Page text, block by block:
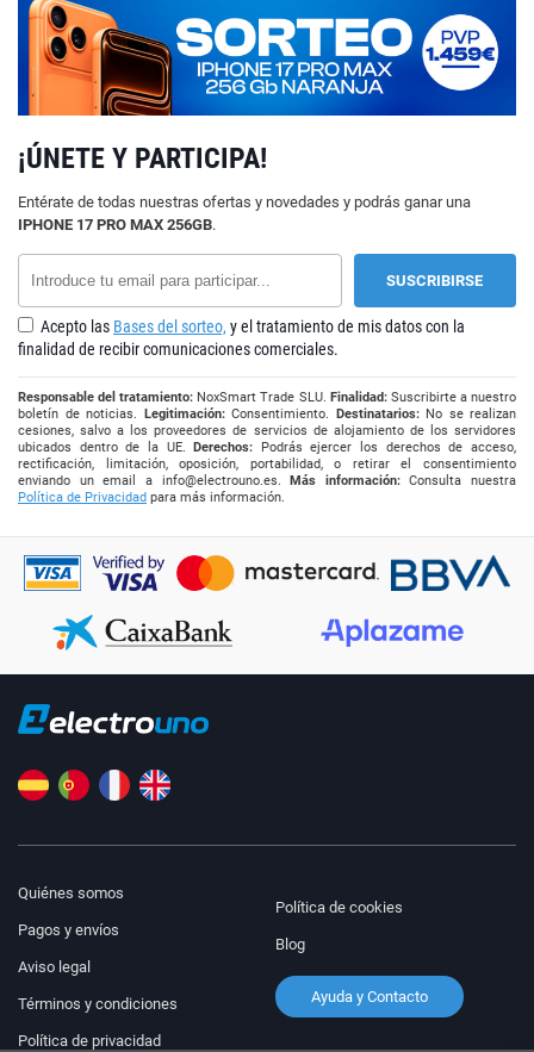
¡ÚNETE Y PARTICIPA!
Entérate de todas nuestras ofertas y novedades y podrás ganar una
IPHONE 17 PRO MAX 256GB.
Acepto las Bases del sorteo, y el tratamiento de mis datos con la
finalidad de recibir comunicaciones comerciales.
Responsable del tratamiento: NoxSmart Trade SLU. Finalidad:Suscribirte a nuestro
boletín de noticias. Legitimación:Consentimiento. Destinatarios:No se realizan
cesiones, salvo a los proveedores de servicios de alojamiento de los servidores
ubicados dentro de la UE.Derechos: Podrás ejercer los derechos de acceso,
rectificación, limitación, oposición, portabilidad, o retirar el consentimiento
enviando un email a info@electrouno.es.Más información:Consulta nuestra
Política de Privacidad para más información.
Quiénes somos
Pagos y envíos
Aviso legal
Términos y condiciones
Política de privacidad
Política de cookies
Blog
Ayuda y Contacto